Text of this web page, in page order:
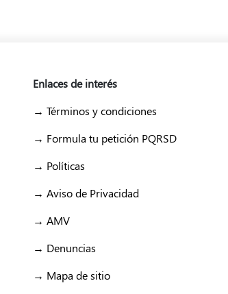
Enlaces de interés
→ Términos y condiciones
→ Formula tu petición PQRSD
→ Políticas
→ Aviso de Privacidad
→ AMV
→ Denuncias
→ Mapa de sitio